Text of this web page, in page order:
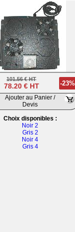
101.56 € HT
78.20 € HT -23%
Ajouter au Panier /
Devis
Choix disponibles :
Noir 2
Gris 2
Noir 4
Gris 4